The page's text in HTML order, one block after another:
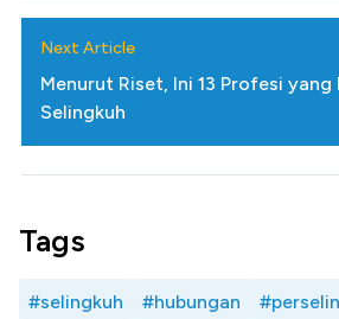
Next Article
Menurut Riset, Ini 13 Profesi yang
Selingkuh
Tags
#selingkuh #hubungan